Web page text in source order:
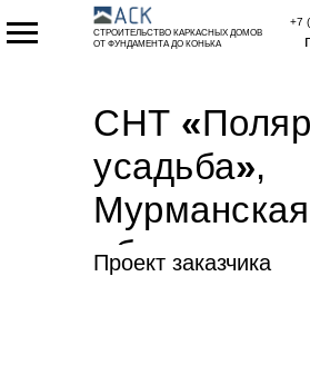
СТРОИТЕЛЬСТВО КАРКАСНЫХ ДОМОВ
ОТ ФУНДАМЕНТА ДО КОНЬКА
+7
СНТ «
усадьба»,
Мурманская
область
Проект заказчика